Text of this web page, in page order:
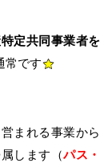
定共同事業者を
常です
まれる事業から
します（パス・